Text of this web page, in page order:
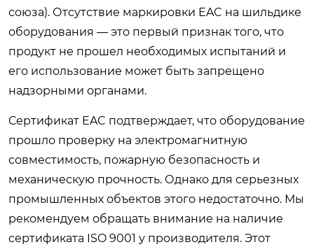
союза). Отсутствие маркировки EAC на шильдике
оборудования — это первый признак того, что
продукт не прошел необходимых испытаний и
его использование может быть запрещено
надзорными органами.
Сертификат EAC подтверждает, что оборудование
прошло проверку на электромагнитную
совместимость, пожарную безопасность и
механическую прочность. Однако для серьезных
промышленных объектов этого недостаточно. Мы
рекомендуем обращать внимание на наличие
сертификата ISO 9001 у производителя. Этот